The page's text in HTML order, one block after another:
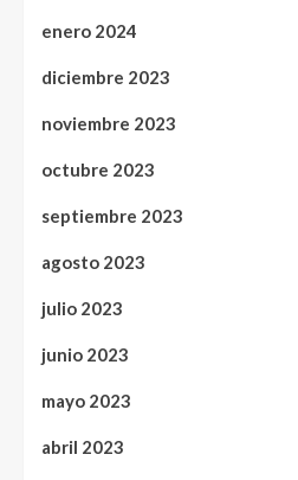
enero 2024
diciembre 2023
noviembre 2023
octubre 2023
septiembre 2023
agosto 2023
julio 2023
junio 2023
mayo 2023
abril 2023